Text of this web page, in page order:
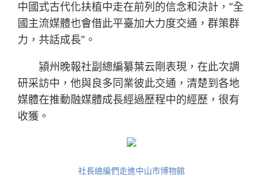
中國式古代化扶植中走在前列的信念和決計，“全
國主流媒體也會借此平臺加大力度交通，群策群
力，共話成長”。
潁州晚報社副總編纂葉云剛表現，在此次調
研采訪中，他與良多同業彼此交通，清楚到各地
媒體在推動融媒體成長經過歷程中的經歷，很有
收獲。
社長總編們走進中山市博物館